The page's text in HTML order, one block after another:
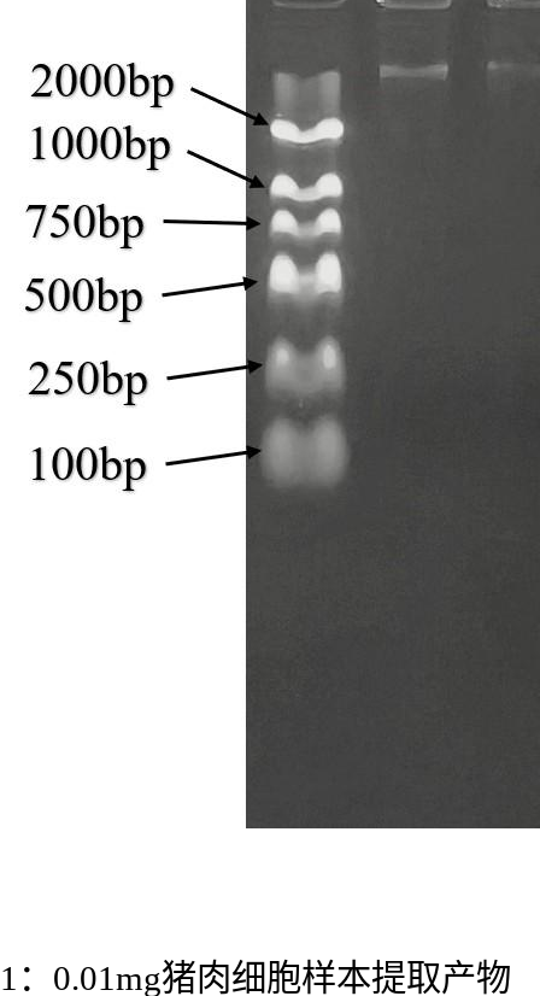
1：0.01mg猪肉细胞样本提取产